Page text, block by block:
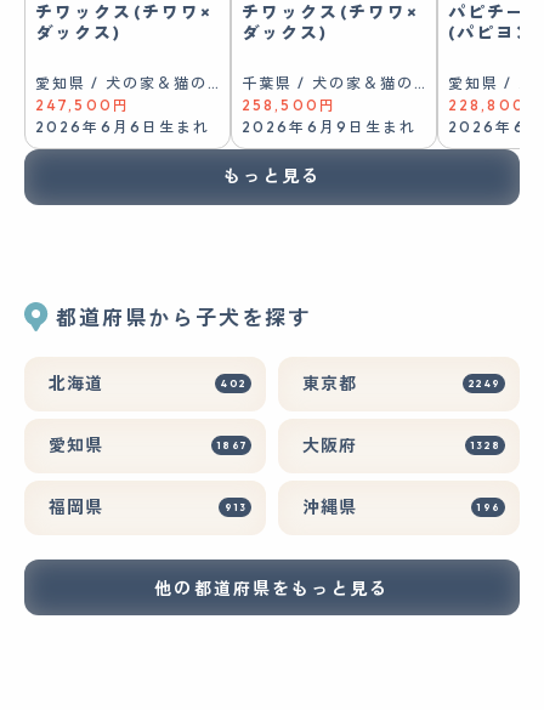
チワックス(チワワ×
ダックス)
愛知県 / 犬の家＆猫の里豊川インター店
247,500円
2026年6月6日生まれ
チワックス(チワワ×
ダックス)
千葉県 / 犬の家＆猫の里ワンズモール稲毛店
258,500円
2026年6月9日生まれ
パピチー/
(パピヨン
228,800円
2026年6月
もっと見る
都道府県から子犬を探す
北海道 402 東京都 2249
愛知県 1867 大阪府 1328
福岡県 913 沖縄県 196
他の都道府県をもっと見る